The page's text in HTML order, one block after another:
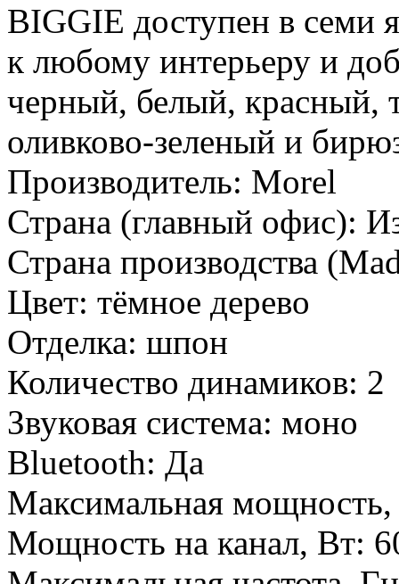
BIGGIE доступен в семи
к любому интерьеру и
черный, белый, красный,
оливково-зеленый и
Производитель: Morel
Страна (главный офис):
Страна производства
Цвет: тёмное дерево
Отделка: шпон
Количество динамиков: 2
Звуковая система: моно
Bluetooth: Да
Максимальная
Мощность на канал, Вт: